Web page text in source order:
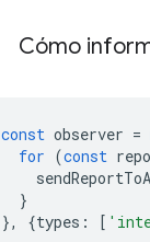
Cómo
const observer =
for (const
}
},
{types : [